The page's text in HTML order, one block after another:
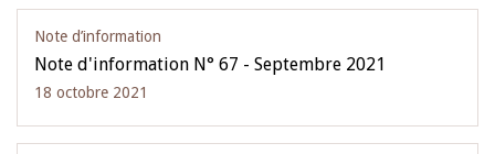
Note d’information
Note d'information N° 67 - Septembre 2021
18 octobre 2021